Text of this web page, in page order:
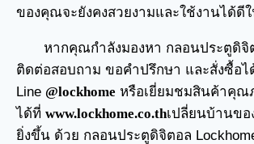
ของคุณจะยังคงสวยงามและใช้งานได้ดี
หากคุณกำลังมองหา กลอนประตูดิจิ
ติดต่อสอบถาม ขอคำปรึกษา และสั่งซื้อไ
Line @lockhome หรือเยี่ยมชมสินค้าคุณ
ได้ที่ www.lockhome.co.thเปลี่ยนบ้านข
ยิ่งขึ้น ด้วย กลอนประตูดิจิตอล